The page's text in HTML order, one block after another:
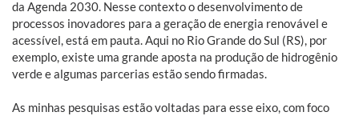
da Agenda 2030. Nesse contexto o desenvolvimento de
processos inovadores para a geração de energia renovável e
acessível, está em pauta. Aqui no Rio Grande do Sul (RS), por
exemplo, existe uma grande aposta na produção de hidrogênio
verde e algumas parcerias estão sendo firmadas.
As minhas pesquisas estão voltadas para esse eixo, com foco